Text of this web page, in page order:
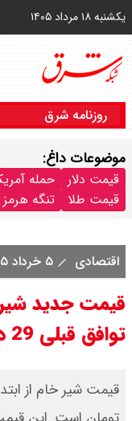
یکشنبه ۱۸ مرداد ۱۴۰۵
روزنامه شرق
موضوعات داغ:
قیمت دلار حمله
قیمت طلا
تنگه هرمز
اقتصادی ۵ خرداد ۱۴۰۵
قیمت جدید
توافق قبلی 29 درصد افزایش داشته است